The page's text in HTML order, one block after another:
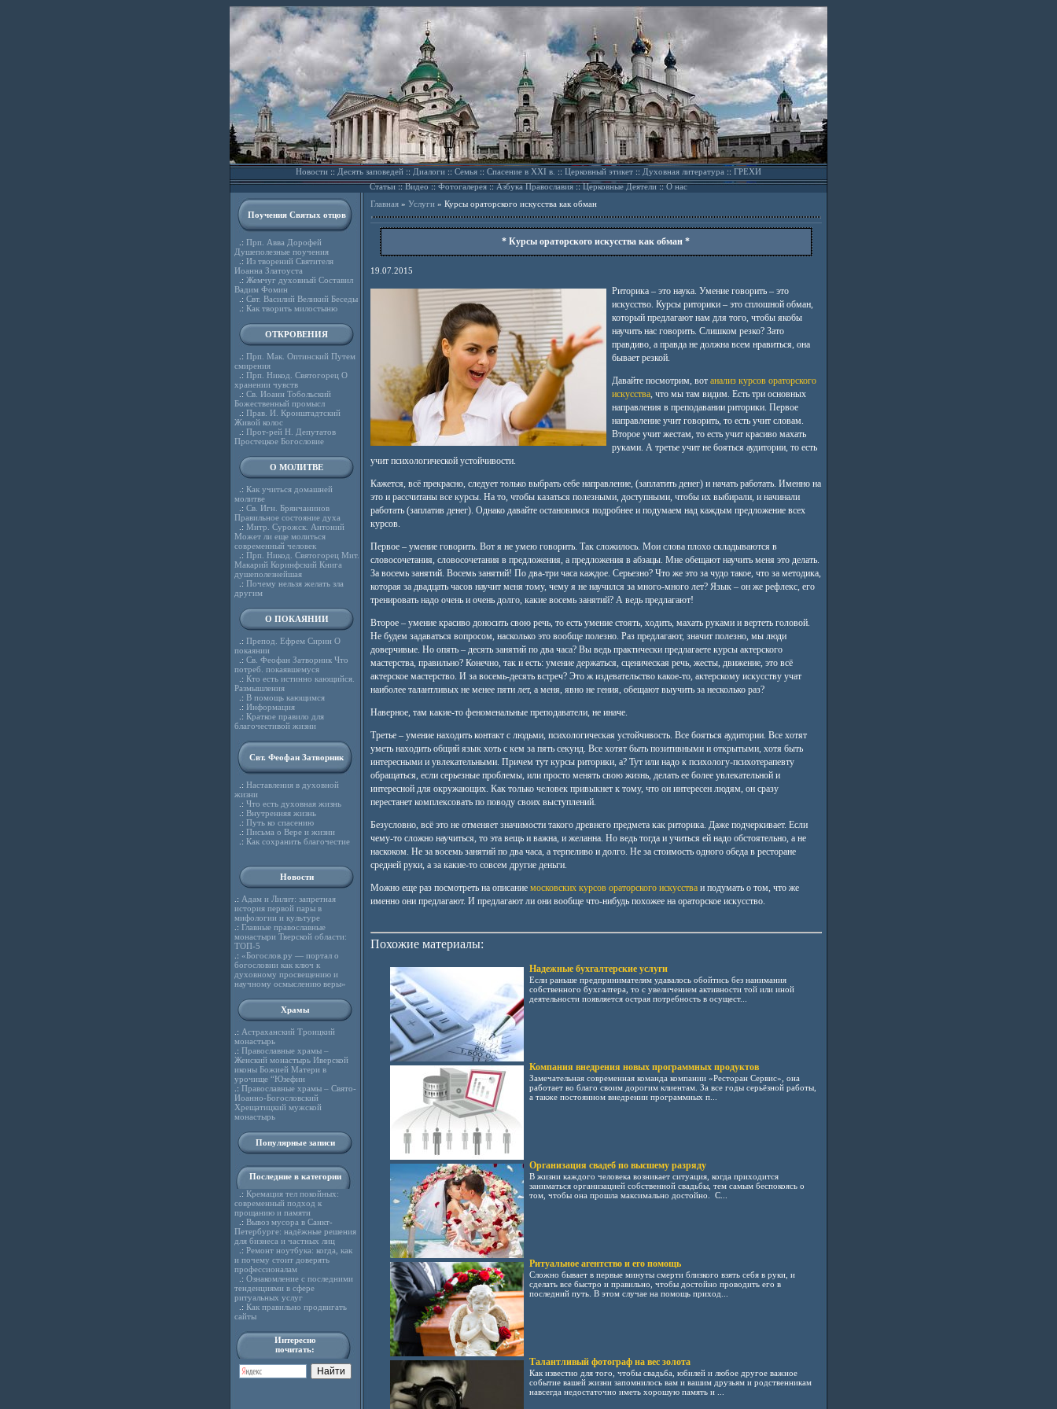
Новости::Десять заповедей::Диалоги::Семья::Спасение в XXI в.::Церковный этикет::Духовная литература::ГРЕХИ
Статьи::Видео ::Фотогалерея::Азбука Православия::Церковные Деятели::О нас
Поучения Святых отцов
.: Прп. Авва Дорофей
Душеполезные поучения
.: Из творений Святителя
Иоанна Златоуста
.: Жемчуг духовный Составил
Вадим Фомин
.: Свт. Василий Великий Беседы
.: Как творить милостыню
ОТКРОВЕНИЯ
.: Прп. Мак. Оптинский Путем
смирения
.: Прп. Никод. Святогорец О
хранении чувств
.: Св. Иоанн Тобольский
Божественный промысл
.: Прав. И. Кронштадтский
Живой колос
.: Прот-рей Н. Депутатов
Простецкое Богословие
О МОЛИТВЕ
.: Как учиться домашней
молитве
.: Св. Игн. Брянчанинов
Правильное состояние духа
.: Митр. Сурожск. Антоний
Может ли еще молиться
современный человек
.: Прп. Никод. Святогорец Мит.
Макарий Коринфский Книга
душеполезнейшая
.: Почему нельзя желать зла
другим
О ПОКАЯНИИ
.: Препод. Ефрем Сирин О
покаянии
.: Св. Феофан Затворник Что
потреб. покаявшемуся
.: Кто есть истинно кающийся.
Размышления
.: В помощь кающимся
.: Информация
.: Краткое правило для
благочестивой жизни
Свт. Феофан Затворник
.: Наставления в духовной
жизни
.: Что есть духовная жизнь
.: Внутренняя жизнь
.: Путь ко спасению
.: Письма о Вере и жизни
.: Как сохранить благочестие
Новости
.: Адам и Лилит: запретная
история первой пары в
мифологии и культуре
.: Главные православные
монастыри Тверской области:
ТОП-5
.: «Богослов.ру — портал о
богословии как ключ к
духовному просвещению и
научному осмыслению веры»
Храмы
.: Астраханский Троицкий
монастырь
.: Православные храмы –
Женский монастырь Иверской
иконы Божией Матери в
урочище “Юзефин
.: Православные храмы – Свято-
Иоанно-Богословский
Хрещатицкий мужской
монастырь
Популярные записи
Последние в категории
.: Кремация тел покойных:
современный подход к
прощанию и памяти
.: Вывоз мусора в Санкт-
Петербурге: надёжные решения
для бизнеса и частных лиц
.: Ремонт ноутбука: когда, как
и почему стоит доверять
профессионалам
.: Ознакомление с последними
тенденциями в сфере
ритуальных услуг
.: Как правильно продвигать
сайты
Интересно
почитать:
Главная» Услуги» Курсы ораторского искусства как обман
* Курсы ораторского искусства как обман *
19.07.2015
Риторика – это наука. Умение говорить – это
искусство. Курсы риторики – это сплошной обман,
который предлагают нам для того, чтобы якобы
научить нас говорить. Слишком резко? Зато
правдиво, а правда не должна всем нравиться, она
бывает резкой.
Давайте посмотрим, вот анализ курсов ораторского
искусства, что мы там видим. Есть три основных
направления в преподавании риторики. Первое
направление учит говорить, то есть учит словам.
Второе учит жестам, то есть учит красиво махать
руками. А третье учит не бояться аудитории, то есть
учит психологической устойчивости.
Кажется, всё прекрасно, следует только выбрать себе направление, (заплатить денег) и начать работать. Именно на
это и рассчитаны все курсы. На то, чтобы казаться полезными, доступными, чтобы их выбирали, и начинали
работать (заплатив денег). Однако давайте остановимся подробнее и подумаем над каждым предложение всех
курсов.
Первое – умение говорить. Вот я не умею говорить. Так сложилось. Мои слова плохо складываются в
словосочетания, словосочетания в предложения, а предложения в абзацы. Мне обещают научить меня это делать.
За восемь занятий. Восемь занятий! По два-три часа каждое. Серьезно? Что же это за чудо такое, что за методика,
которая за двадцать часов научит меня тому, чему я не научился за много-много лет? Язык – он же рефлекс, его
тренировать надо очень и очень долго, какие восемь занятий? А ведь предлагают!
Второе – умение красиво доносить свою речь, то есть умение стоять, ходить, махать руками и вертеть головой.
Не будем задаваться вопросом, насколько это вообще полезно. Раз предлагают, значит полезно, мы люди
доверчивые. Но опять – десять занятий по два часа? Вы ведь практически предлагаете курсы актерского
мастерства, правильно? Конечно, так и есть: умение держаться, сценическая речь, жесты, движение, это всё
актерское мастерство. И за восемь-десять встреч? Это ж издевательство какое-то, актерскому искусству учат
наиболее талантливых не менее пяти лет, а меня, явно не гения, обещают выучить за несколько раз?
Наверное, там какие-то феноменальные преподаватели, не иначе.
Третье – умение находить контакт с людьми, психологическая устойчивость. Все бояться аудитории. Все хотят
уметь находить общий язык хоть с кем за пять секунд. Все хотят быть позитивными и открытыми, хотя быть
интересными и увлекательными. Причем тут курсы риторики, а? Тут или надо к психологу-психотерапевту
обращаться, если серьезные проблемы, или просто менять свою жизнь, делать ее более увлекательной и
интересной для окружающих. Как только человек привыкнет к тому, что он интересен людям, он сразу
перестанет комплексовать по поводу своих выступлений.
Безусловно, всё это не отменяет значимости такого древнего предмета как риторика. Даже подчеркивает. Если
чему-то сложно научиться, то эта вещь и важна, и желанна. Но ведь тогда и учиться ей надо обстоятельно, а не
наскоком. Не за восемь занятий по два часа, а терпеливо и долго. Не за стоимость одного обеда в ресторане
средней руки, а за какие-то совсем другие деньги.
Можно еще раз посмотреть на описание московских курсов ораторского искусстваи подумать о том, что же
именно они предлагают. И предлагают ли они вообще что-нибудь похожее на ораторское искусство.
Похожие материалы:
Надежные бухгалтерские услуги
Если раньше предпринимателям удавалось обойтись без нанимания
собственного бухгалтера, то с увеличением активности той или иной
деятельности появляется острая потребность в осущест...
Компания внедрения новых программных продуктов
Замечательная современная команда компании «Ресторан Сервис», она
работает во благо своим дорогим клиентам. За все годы серьёзной работы,
а также постоянном внедрении программных п...
Организация свадеб по высшему разряду
В жизни каждого человека возникает ситуация, когда приходится
заниматься организацией собственной свадьбы, тем самым беспокоясь о
том, чтобы она прошла максимально достойно. С...
Ритуальное агентство и его помощь
Сложно бывает в первые минуты смерти близкого взять себя в руки, и
сделать все быстро и правильно, чтобы достойно проводить его в
последний путь. В этом случае на помощь приход...
Талантливый фотограф на вес золота
Как известно для того, чтобы свадьба, юбилей и любое другое важное
событие вашей жизни запомнилось вам и вашим друзьям и родственникам
навсегда недостаточно иметь хорошую память и ...